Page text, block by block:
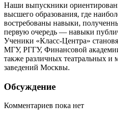
Наши выпускники
высшего образования, где
востребованы навыки,
первую очередь — навыки
Ученики «Класс-Центра»
МГУ, РГГУ, Финансовой
также различных театральных и
заведений Москвы.
Обсуждение
Комментариев пока нет